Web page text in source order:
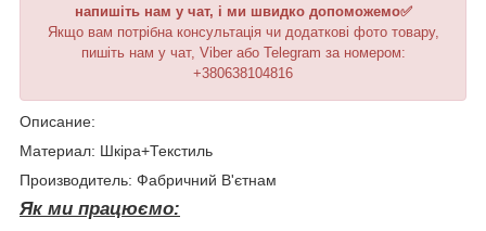
напишіть нам у чат, і ми швидко допоможемо✅
Якщо вам потрібна консультація чи додаткові фото товару,
пишіть нам у чат, Viber або Telegram за номером:
+380638104816
Описание:
Материал: Шкіра+Текстиль
Производитель: Фабричний В'єтнам
Як ми працюємо: